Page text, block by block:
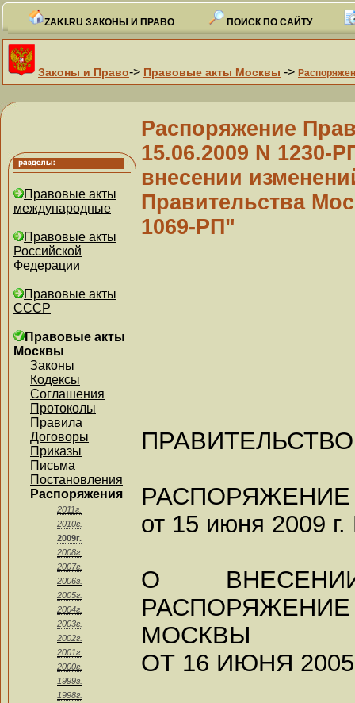
ZAKI.RU ЗАКОНЫ И ПРАВО ПОИСК ПО САЙТУ
Законы и Право-> Правовые акты Москвы ->
Правовые акты
международные
Правовые акты
Российской
Федерации
Правовые акты
СССР
Правовые акты
Москвы
Законы
Кодексы
Соглашения
Протоколы
Правила
Договоры
Приказы
Письма
Постановления
Распоряжения
2011г.
2010г.
2009г.
2008г.
2007г.
2006г.
2005г.
2004г.
2003г.
2002г.
2001г.
2000г.
1999г.
1998г.
Распоряжение
15.06.2009 N 1230-
внесении
Правительства
1069-РП"
РАСПОРЯЖЕНИЕ
от 15 июня 2009
О
МОСКВЫ
ОТ 16 ИЮНЯ 2005